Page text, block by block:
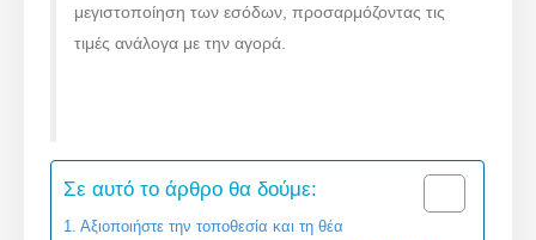
μεγιστοποίηση των εσόδων, προσαρμόζοντας τις
τιμές ανάλογα με την αγορά.
Σε αυτό το άρθρο θα δούμε:
Αξιοποιήστε την τοποθεσία και τη θέα